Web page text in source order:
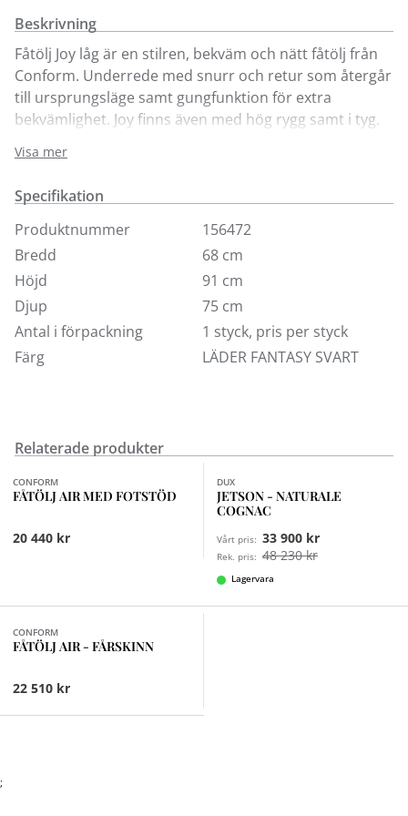
Beskrivning
Fåtölj Joy låg är en stilren, bekväm och nätt fåtölj från
Conform. Underrede med snurr och retur som återgår
till ursprungsläge samt gungfunktion för extra
bekvämlighet. Joy finns även med hög rygg samt i tyg.
svart metall. Besök någon av våra butiker för fler
utföranden.
Visa mer
Specifikation
Produktnummer
156472
Bredd
68 cm
Höjd
91 cm
Djup
75 cm
Antal i förpackning
1 styck, pris per styck
Färg
LÄDER FANTASY SVART
Relaterade produkter
Finns i fler val (10)
CONFORM
FÅTÖLJ AIR MED FOTSTÖD
20 440 kr
DUX
JETSON - NATURALE
COGNAC
Vårt pris: 33 900 kr
Rek. pris: 48 230 kr
Lagervara
CONFORM
FÅTÖLJ AIR - FÅRSKINN
22 510 kr
;